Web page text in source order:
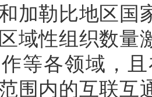
加勒比地区国
域性组织数量
等各领域，
围内的互联互